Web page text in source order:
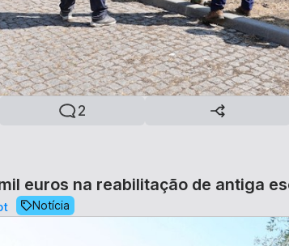
2
euros na reabilitação de antiga
Notícia